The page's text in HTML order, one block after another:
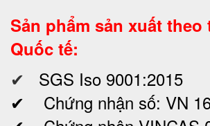
Sản phẩm sản xuất theo
Quốc tế:
✔ SGS Iso 9001:2015
✔ Chứng nhận số: VN